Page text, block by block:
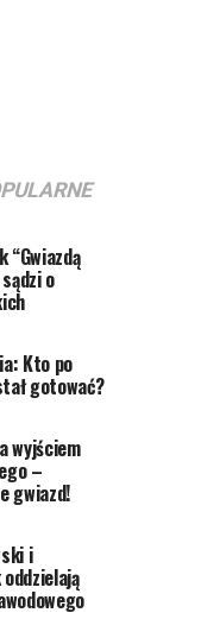
“Gwiazdą
o
Kto po
gotować?
wyjściem
–
gwiazd!
i